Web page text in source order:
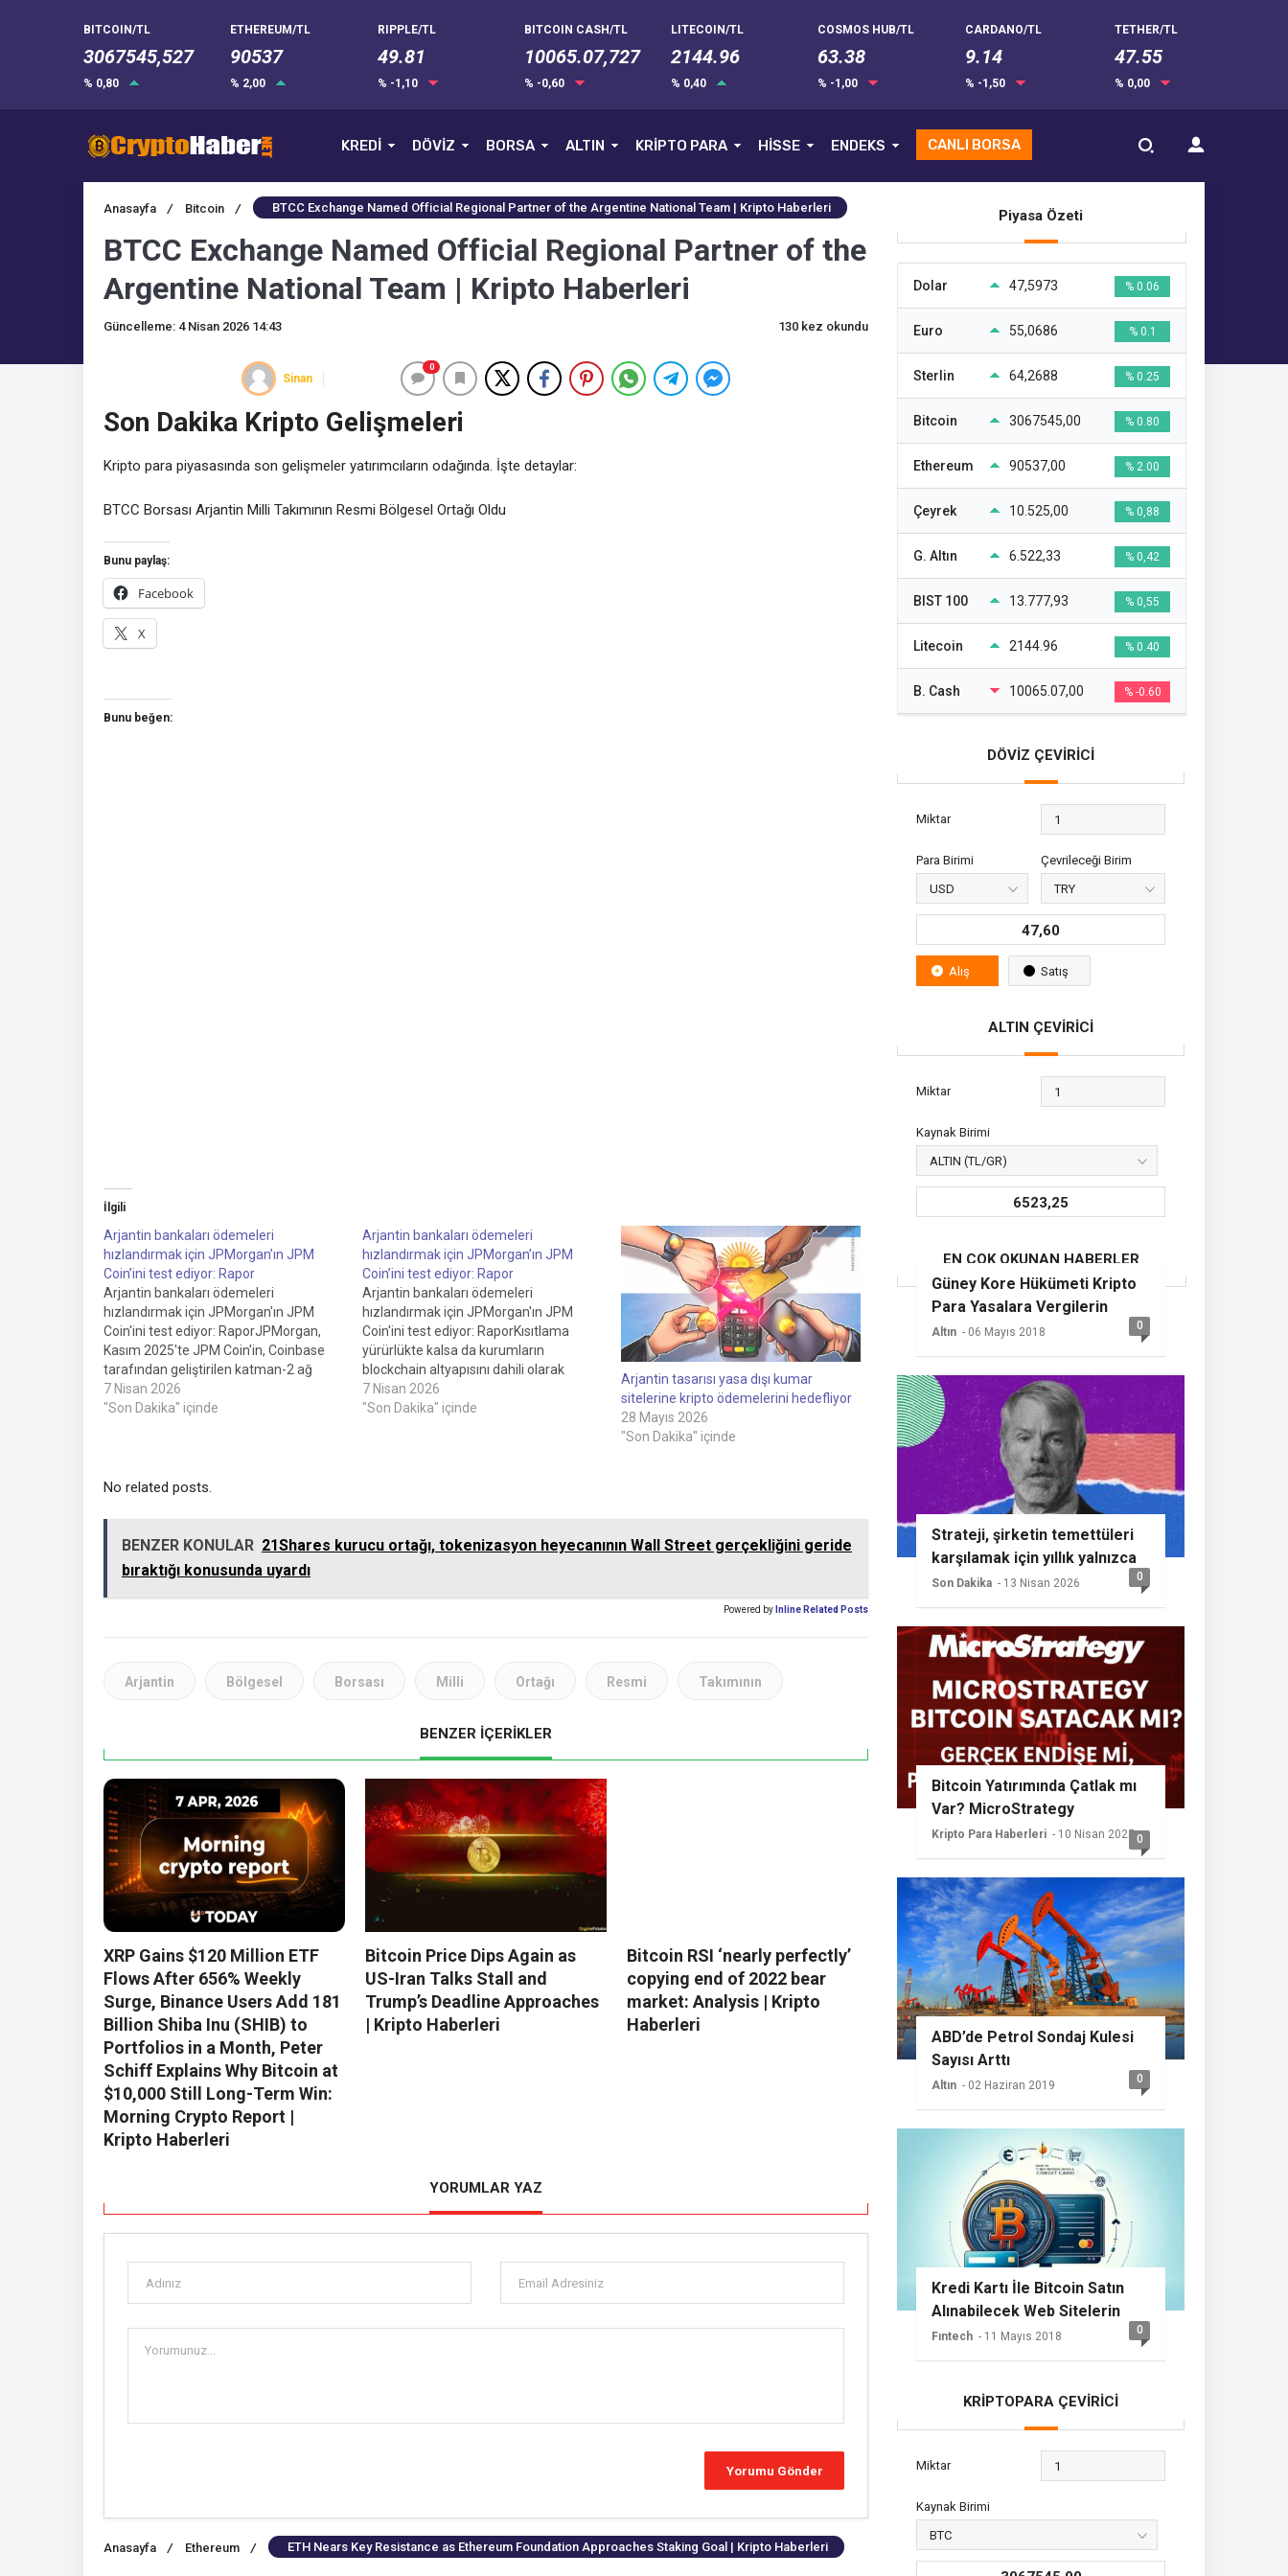
BITCOIN/TL
3067545,527
% 0,80
ETHEREUM/TL
90537
% 2,00
RIPPLE/TL
49.81
% -1,10
BITCOIN CASH/TL
10065.07,727
% -0,60
LITECOIN/TL
2144.96
% 0,40
COSMOS HUB/TL
63.38
% -1,00
CARDANO/TL
9.14
% -1,50
TETHER/TL
47.55
% 0,00
KREDİ DÖVİZ BORSA ALTIN KRİPTO PARA HİSSE ENDEKS CANLI BORSA
Anasayfa / Bitcoin / BTCC Exchange Named Official Regional Partner of the Argentine National Team | Kripto Haberleri
BTCC Exchange Named Official Regional Partner of the
Argentine National Team | Kripto Haberleri
Güncelleme: 4 Nisan 2026 14:43 130 kez okundu
Sinan
0
Son Dakika Kripto Gelişmeleri
Kripto para piyasasında son gelişmeler yatırımcıların odağında. İşte detaylar:
BTCC Borsası Arjantin Milli Takımının Resmi Bölgesel Ortağı Oldu
Bunu paylaş:
Facebook
X
Bunu beğen:
İlgili
Arjantin bankaları ödemeleri
hızlandırmak için JPMorgan’ın JPM
Coin’ini test ediyor: Rapor
Arjantin bankaları ödemeleri
hızlandırmak için JPMorgan'ın JPM
Coin'ini test ediyor: RaporJPMorgan,
Kasım 2025'te JPM Coin'in, Coinbase
tarafından geliştirilen katman-2 ağ
Tabanındaki kavram kanıtını takiben
kurumsal müşterilerin kullanımına
olarak yeni başlatılan kurumsal birimi
katılımcılar arasında yer…
7 Nisan 2026
"Son Dakika" içinde
Arjantin bankaları ödemeleri
hızlandırmak için JPMorgan’ın JPM
Coin’ini test ediyor: Rapor
Arjantin bankaları ödemeleri
hızlandırmak için JPMorgan'ın JPM
Coin'ini test ediyor: RaporKısıtlama
yürürlükte kalsa da kurumların
blockchain altyapısını dahili olarak
kullanmasını engellemiyor.İlgili: Arjantin
küresel büyümesine rağmen
7 Nisan 2026
"Son Dakika" içinde
Arjantin tasarısı yasa dışı kumar
sitelerine kripto ödemelerini hedefliyor
28 Mayıs 2026
"Son Dakika" içinde
No related posts.
BENZER KONULAR 21Shares kurucu ortağı, tokenizasyon heyecanının Wall Street gerçekliğini geride
bıraktığı konusunda uyardı
Powered by Inline Related Posts
Arjantin Bölgesel Borsası Milli Ortağı Resmi Takımının
BENZER İÇERİKLER
XRP Gains $120 Million ETF
Flows After 656% Weekly
Surge, Binance Users Add 181
Billion Shiba Inu (SHIB) to
Portfolios in a Month, Peter
Schiff Explains Why Bitcoin at
$10,000 Still Long-Term Win:
Morning Crypto Report |
Kripto Haberleri
Bitcoin Price Dips Again as
US-Iran Talks Stall and
Trump’s Deadline Approaches
| Kripto Haberleri
Bitcoin RSI ‘nearly perfectly’
copying end of 2022 bear
market: Analysis | Kripto
Haberleri
YORUMLAR YAZ
Anasayfa / Ethereum / ETH Nears Key Resistance as Ethereum Foundation Approaches Staking Goal | Kripto Haberleri
Piyasa Özeti
Dolar 47,5973 % 0.06
Euro 55,0686 % 0.1
Sterlin 64,2688 % 0.25
Bitcoin 3067545,00 % 0.80
Ethereum 90537,00 % 2.00
Çeyrek 10.525,00 % 0,88
G. Altın 6.522,33 % 0,42
BIST 100 13.777,93 % 0,55
Litecoin 2144.96 % 0.40
B. Cash 10065.07,00 % -0.60
DÖVİZ ÇEVİRİCİ
Miktar
Para Birimi Çevrileceği Birim
47,60
Alış Satış
ALTIN ÇEVİRİCİ
Miktar
Kaynak Birimi
6523,25
EN ÇOK OKUNAN HABERLER
Güney Kore Hükümeti Kripto
Para Yasalara Vergilerin
Getireceğini Açıkladı
Altın - 06 Mayıs 2018 0
Strateji, şirketin temettüleri
karşılamak için yıllık yalnızca
%2 BTC büyümesine ihtiyaç
duyması nedeniyle başka bir
Bitcoin alımının sinyalini
veriyor
Son Dakika - 13 Nisan 2026 0
Bitcoin Yatırımında Çatlak mı
Var? MicroStrategy
Sessizliğini Koruyor
Kripto Para Haberleri - 10 Nisan 20250
ABD’de Petrol Sondaj Kulesi
Sayısı Arttı
Altın - 02 Haziran 2019 0
Kredi Kartı İle Bitcoin Satın
Alınabilecek Web Sitelerin
Listesi
Fıntech - 11 Mayıs 2018 0
KRİPTOPARA ÇEVİRİCİ
Miktar
Kaynak Birimi